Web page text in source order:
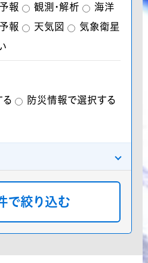
報 観測・解析
海洋
報 天気図
気象衛星
防災情報で選択する
タ 気象庁データ